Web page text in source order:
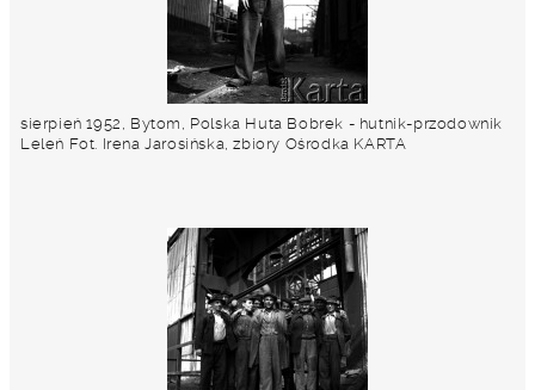
sierpień 1952, Bytom, Polska Huta Bobrek - hutnik-przodownik
Leleń Fot. Irena Jarosińska, zbiory Ośrodka KARTA